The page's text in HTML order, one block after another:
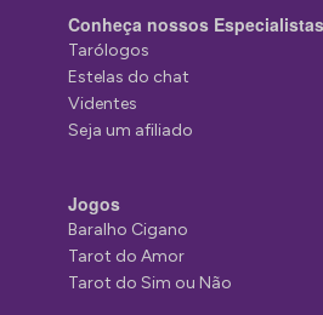
Conheça nossos Especialistas
Tarólogos
Estelas do chat
Videntes
Seja um afiliado
Jogos
Baralho Cigano
Tarot do Amor
Tarot do Sim ou Não